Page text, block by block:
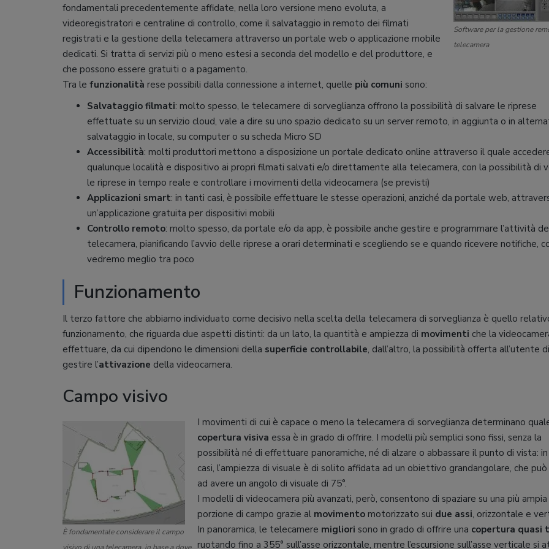
Software per la gestione
telecamera
fondamentali precedentemente affidate, nella loro versione meno evoluta, a
videoregistratori e centraline di controllo, come il salvataggio in remoto dei filmati
registrati e la gestione della telecamera attraverso un portale web o applicazione mobile
dedicati. Si tratta di servizi più o meno estesi a seconda del modello e del produttore, e
che possono essere gratuiti o a pagamento.
Tra le funzionalità rese possibili dalla connessione a internet, quelle più comuni sono:
Salvataggio filmati: molto spesso, le telecamere di sorveglianza offrono la possibilità di salvare le riprese
effettuate su un servizio cloud, vale a dire su uno spazio dedicato su un server remoto, in aggiunta o in
salvataggio in locale, su computer o su scheda Micro SD
Accessibilità: molti produttori mettono a disposizione un portale dedicato online attraverso il quale
qualunque località e dispositivo ai propri filmati salvati e/o direttamente alla telecamera, con la possibilità di
le riprese in tempo reale e controllare i movimenti della videocamera (se previsti)
Applicazioni smart: in tanti casi, è possibile effettuare le stesse operazioni, anziché da portale web,
un’applicazione gratuita per dispositivi mobili
Controllo remoto: molto spesso, da portale e/o da app, è possibile anche gestire e programmare l’attività
telecamera, pianificando l’avvio delle riprese a orari determinati e scegliendo se e quando ricevere notifiche,
vedremo meglio tra poco
Funzionamento
Il terzo fattore che abbiamo individuato come decisivo nella scelta della telecamera di sorveglianza è quello
funzionamento, che riguarda due aspetti distinti: da un lato, la quantità e ampiezza di movimenti che la
effettuare, da cui dipendono le dimensioni della superficie controllabile, dall’altro, la possibilità offerta all’utente di
gestire l’attivazione della videocamera.
Campo visivo
È fondamentale considerare il campo
visivo di una telecamera, in base a dove
I movimenti di cui è capace o meno la telecamera di sorveglianza determinano
copertura visiva essa è in grado di offrire. I modelli più semplici sono fissi, senza la
possibilità né di effettuare panoramiche, né di alzare o abbassare il punto di vista:
casi, l’ampiezza di visuale è di solito affidata ad un obiettivo grandangolare, che
ad avere un angolo di visuale di 75°.
I modelli di videocamera più avanzati, però, consentono di spaziare su una più ampia
porzione di campo grazie al movimento motorizzato sui due assi, orizzontale e
In panoramica, le telecamere migliori sono in grado di offrire una copertura quasi
ruotando fino a 355° sull’asse orizzontale, mentre l’escursione sull’asse verticale si